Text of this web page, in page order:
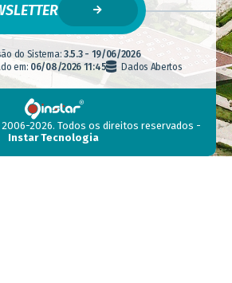
do Sistema: 3.5.3 - 19/06/2026
em: 06/08/2026 11:45 Dados Abertos
2026. Todos os direitos reservados -
Instar Tecnologia